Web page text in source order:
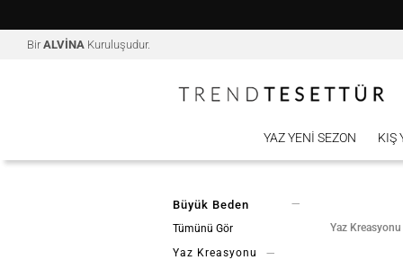
Bir ALVİNA Kuruluşudur.
YAZ YENI SEZON KIŞ
Büyük Beden
Tümünü Gör
Yaz Kreasyonu
Yaz Kreasyonu